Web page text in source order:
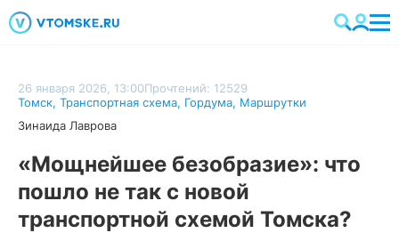
26 января 2026, 13:00Прочтений: 12529
Томск, Транспортная схема, Гордума, Маршрутки
Зинаида Лаврова
«Мощнейшее безобразие»: что
пошло не так с новой
транспортной схемой Томска?